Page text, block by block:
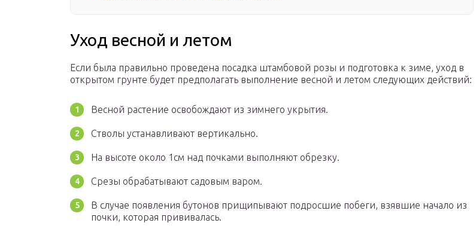
Уход весной и летом
Если была правильно проведена посадка штамбовой розы и подготовка к зиме, уход в
открытом грунте будет предполагать выполнение весной и летом следующих действий:
Весной растение освобождают из зимнего укрытия.
Стволы устанавливают вертикально.
На высоте около 1см над почками выполняют обрезку.
Срезы обрабатывают садовым варом.
В случае появления бутонов прищипывают подросшие побеги, взявшие начало из
почки, которая прививалась.